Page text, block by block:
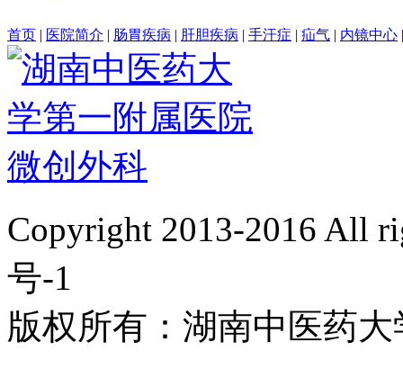
首页 | 医院简介 | 肠胃疾病 | 肝胆疾病 | 手汗症 | 疝气 | 内镜中心
Copyright 2013-2016 All
号-1
版权所有：湖南中医药